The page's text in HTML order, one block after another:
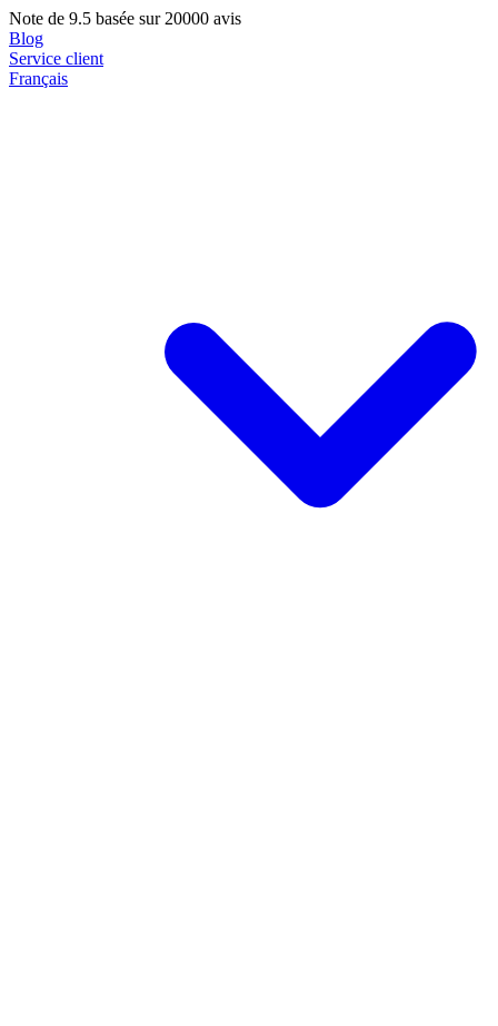
Note de 9.5 basée sur 20000 avis
Blog
Service client
Français